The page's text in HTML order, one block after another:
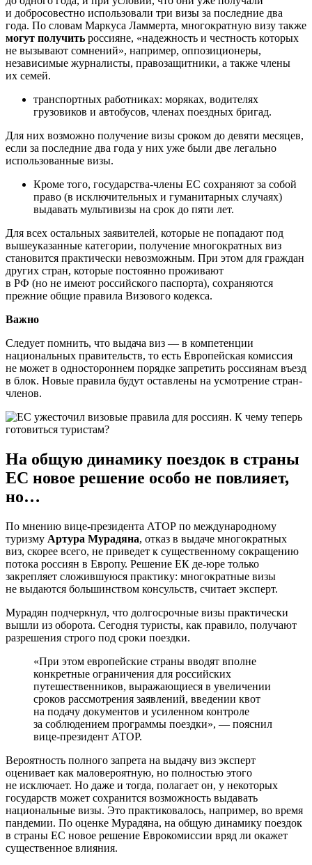
и добросовестно использовали три визы за последние два
года. По словам Маркуса Ламмерта, многократную визу также
могут получить россияне, «надежность и честность которых
не вызывают сомнений», например, оппозиционеры,
независимые журналисты, правозащитники, а также члены
их семей.
транспортных работниках: моряках, водителях
грузовиков и автобусов, членах поездных бригад.
Для них возможно получение визы сроком до девяти месяцев,
если за последние два года у них уже были две легально
использованные визы.
Кроме того, государства-члены ЕС сохраняют за собой
право (в исключительных и гуманитарных случаях)
выдавать мультивизы на срок до пяти лет.
Для всех остальных заявителей, которые не попадают под
вышеуказанные категории, получение многократных виз
становится практически невозможным. При этом для граждан
других стран, которые постоянно проживают
в РФ (но не имеют российского паспорта), сохраняются
прежние общие правила Визового кодекса.
Важно
Следует помнить, что выдача виз — в компетенции
национальных правительств, то есть Европейская комиссия
не может в одностороннем порядке запретить россиянам въезд
в блок. Новые правила будут оставлены на усмотрение стран-
членов.
На общую динамику поездок в страны
ЕС новое решение особо не повлияет,
но…
По мнению вице-президента АТОР по международному
туризму Артура Мурадяна, отказ в выдаче многократных
виз, скорее всего, не приведет к существенному сокращению
потока россиян в Европу. Решение ЕК де-юре только
закрепляет сложившуюся практику: многократные визы
не выдаются большинством консульств, считает эксперт.
Мурадян подчеркнул, что долгосрочные визы практически
вышли из оборота. Сегодня туристы, как правило, получают
разрешения строго под сроки поездки.
«При этом европейские страны вводят вполне
конкретные ограничения для российских
путешественников, выражающиеся в увеличении
сроков рассмотрения заявлений, введении квот
на подачу документов и усиленном контроле
за соблюдением программы поездки», — пояснил
вице-президент АТОР.
Вероятность полного запрета на выдачу виз эксперт
оценивает как маловероятную, но полностью этого
не исключает. Но даже и тогда, полагает он, у некоторых
государств может сохранится возможность выдавать
национальные визы. Это практиковалось, например, во время
пандемии. По оценке Мурадяна, на общую динамику поездок
в страны ЕС новое решение Еврокомиссии вряд ли окажет
существенное влияния.